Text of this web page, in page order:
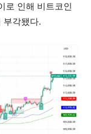
로 인해 비트코인
부각됐다.